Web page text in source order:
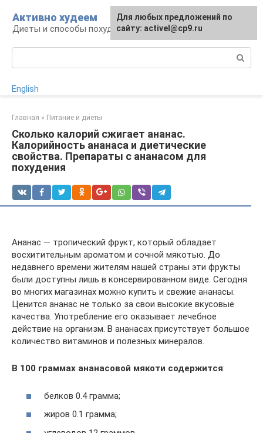
контенту
Активно худеем
Диеты и способы похудения
English
Главная » Питание и диеты
Сколько калорий сжигает ананас.
Калорийность ананаса и диетические
свойства. Препараты с ананасом для
похудения
Ананас — тропический фрукт, который обладает
восхитительным ароматом и сочной мякотью. До
недавнего времени жителям нашей страны эти фрукты
были доступны лишь в консервированном виде. Сегодня
во многих магазинах можно купить и свежие ананасы.
Ценится ананас не только за свои высокие вкусовые
качества. Употребление его оказывает лечебное
действие на организм. В ананасах присутствует большое
количество витаминов и полезных минералов.
В 100 граммах ананасовой мякоти содержится:
белков 0.4 грамма;
жиров 0.1 грамма;
Для любых предложений по
сайту: activel@cp9.ru